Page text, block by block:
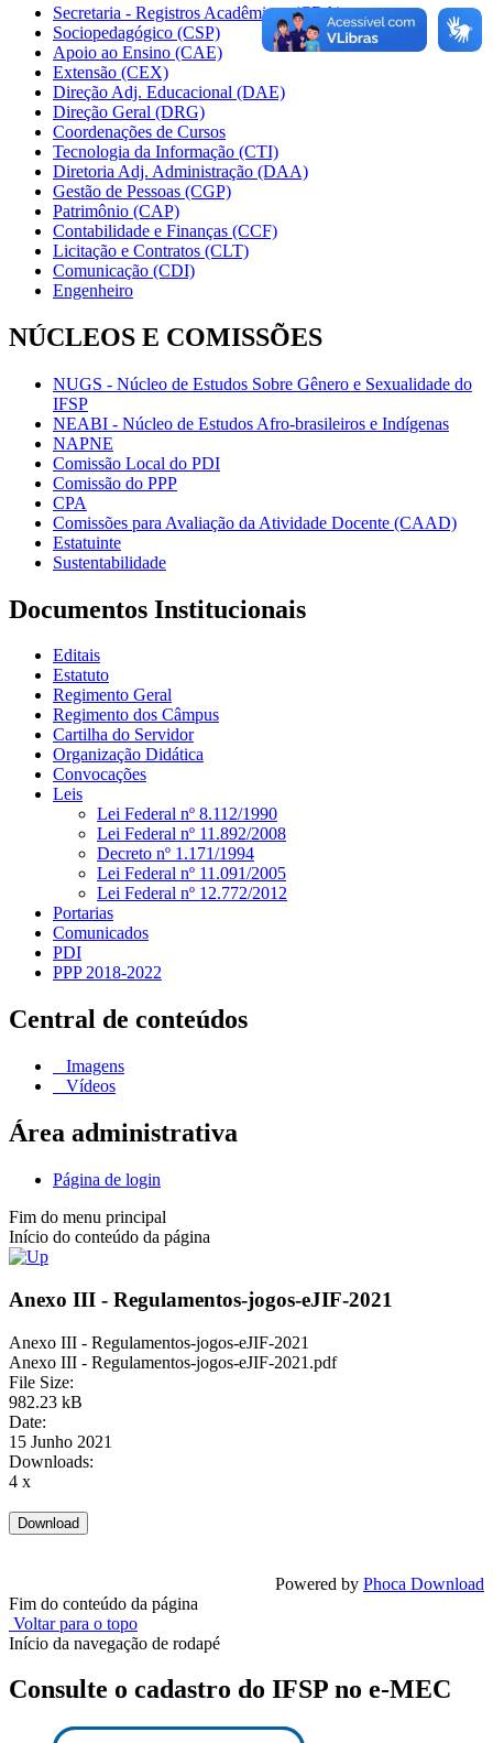
Secretaria - Registros Acadêmicos (CRA)
Sociopedagógico (CSP)
Apoio ao Ensino (CAE)
Extensão (CEX)
Direção Adj. Educacional (DAE)
Direção Geral (DRG)
Coordenações de Cursos
Tecnologia da Informação (CTI)
Diretoria Adj. Administração (DAA)
Gestão de Pessoas (CGP)
Patrimônio (CAP)
Contabilidade e Finanças (CCF)
Licitação e Contratos (CLT)
Comunicação (CDI)
Engenheiro
NÚCLEOS E COMISSÕES
NUGS - Núcleo de Estudos Sobre Gênero e Sexualidade do
IFSP
NEABI - Núcleo de Estudos Afro-brasileiros e Indígenas
NAPNE
Comissão Local do PDI
Comissão do PPP
CPA
Comissões para Avaliação da Atividade Docente (CAAD)
Estatuinte
Sustentabilidade
Documentos Institucionais
Editais
Estatuto
Regimento Geral
Regimento dos Câmpus
Cartilha do Servidor
Organização Didática
Convocações
Leis
Lei Federal nº 8.112/1990
Lei Federal nº 11.892/2008
Decreto nº 1.171/1994
Lei Federal nº 11.091/2005
Lei Federal nº 12.772/2012
Portarias
Comunicados
PDI
PPP 2018-2022
Central de conteúdos
Imagens
Vídeos
Área administrativa
Página de login
Fim do menu principal
Início do conteúdo da página
Anexo III - Regulamentos-jogos-eJIF-2021
Anexo III - Regulamentos-jogos-eJIF-2021
Anexo III - Regulamentos-jogos-eJIF-2021.pdf
File Size:
982.23 kB
Date:
15 Junho 2021
Downloads:
4 x
Powered by Phoca Download
Fim do conteúdo da página
Voltar para o topo
Início da navegação de rodapé
Consulte o cadastro do IFSP no e-MEC